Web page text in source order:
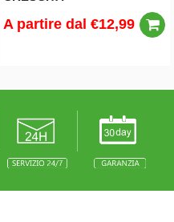
A partire dal €12,99